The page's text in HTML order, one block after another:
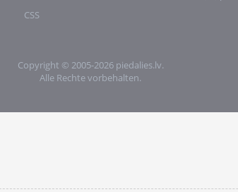
CSS
Copyright © 2005-2026 piedalies.lv.
Alle Rechte vorbehalten.